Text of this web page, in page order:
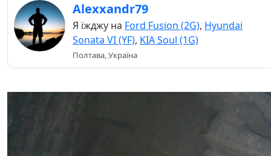
Alexxandr79
Я їжджу на Ford Fusion (2G), Hyundai
Sonata VI (YF), KIA Soul (1G)
Полтава, Україна